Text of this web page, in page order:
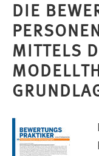
DIE
MITTELS